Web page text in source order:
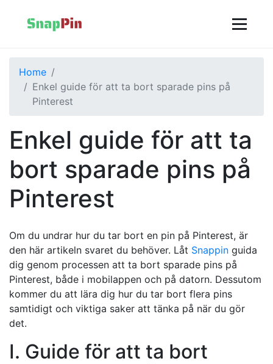
Home
Enkel guide för att ta bort sparade pins på
Pinterest
Enkel guide för att ta
bort sparade pins på
Pinterest
Om du undrar hur du tar bort en pin på Pinterest, är
den här artikeln svaret du behöver. Låt Snappin guida
dig genom processen att ta bort sparade pins på
Pinterest, både i mobilappen och på datorn. Dessutom
kommer du att lära dig hur du tar bort flera pins
samtidigt och viktiga saker att tänka på när du gör
det.
I. Guide för att ta bort